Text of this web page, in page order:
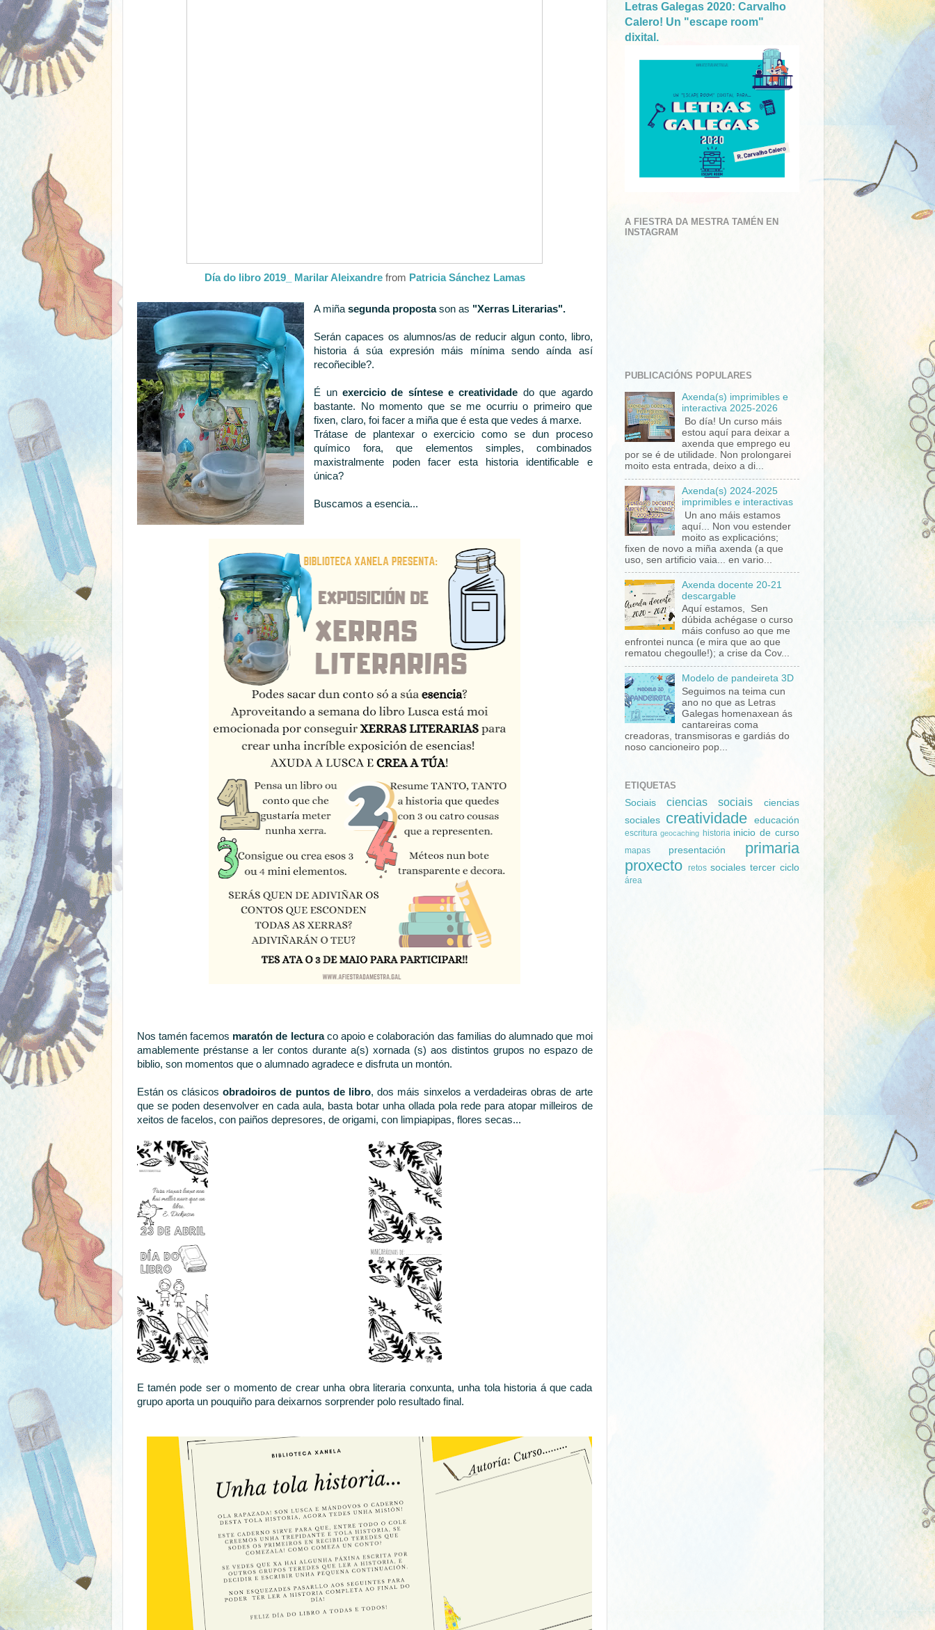
Día do libro 2019_ Marilar Aleixandre from Patricia Sánchez Lamas
A miñasegunda propostason as "Xerras Literarias".
Serán capaces os alumnos/as de reducir algun conto, libro,
historia á súa expresión máis mínima sendo aínda así
recoñecible?.
É unexercicio de síntese e creatividade do que agardo
bastante. No momento que se me ocurriu o primeiro que
fixen, claro, foi facer a miña que é esta que vedes á marxe.
Trátase de plantexar o exercicio como se dun proceso
químico fora, que elementos simples, combinados
maxistralmente poden facer esta historia identificable e
única?
Buscamos a esencia...
Nos tamén facemos maratón de lecturaco apoio e colaboración das familias do alumnado que moi
amablemente préstanse a ler contos durante a(s) xornada (s) aos distintos grupos no espazo de
biblio, son momentos que o alumnado agradece e disfruta un montón.
Están os clásicosobradoiros de puntos de libro, dos máis sinxelos a verdadeiras obras de arte
que se poden desenvolver en cada aula, basta botar unha ollada pola rede para atopar milleiros de
xeitos de facelos, con paiños depresores, de origami, con limpiapipas, flores secas...
E tamén pode ser o momento de crear unha obra literaria conxunta, unha tola historia á que cada
grupo aporta un pouquiño para deixarnos sorprender polo resultado final.
Letras Galegas 2020: Carvalho
Calero! Un "escape room"
dixital.
A FIESTRA DA MESTRA TAMÉN EN
INSTAGRAM
PUBLICACIÓNS POPULARES
Axenda(s) imprimibles e
interactiva 2025-2026
Bo día! Un curso máis
estou aquí para deixar a
axenda que emprego eu
por se é de utilidade. Non prolongarei
moito esta entrada, deixo a di...
Axenda(s) 2024-2025
imprimibles e interactivas
Un ano máis estamos
aquí... Non vou estender
moito as explicacións;
fixen de novo a miña axenda (a que
uso, sen artificio vaia... en vario...
Axenda docente 20-21
descargable
Aquí estamos, Sen
dúbida achégase o curso
máis confuso ao que me
enfrontei nunca (e mira que ao que
rematou chegoulle!); a crise da Cov...
Modelo de pandeireta 3D
Seguimos na teima cun
ano no que as Letras
Galegas homenaxean ás
cantareiras coma
creadoras, transmisoras e gardiás do
noso cancioneiro pop...
ETIQUETAS
Sociais
ciencias sociais
ciencias
sociales
creatividade educación
escritura geocaching historia inicio de curso
mapas presentación
primaria
proxecto
retos sociales tercer ciclo
área